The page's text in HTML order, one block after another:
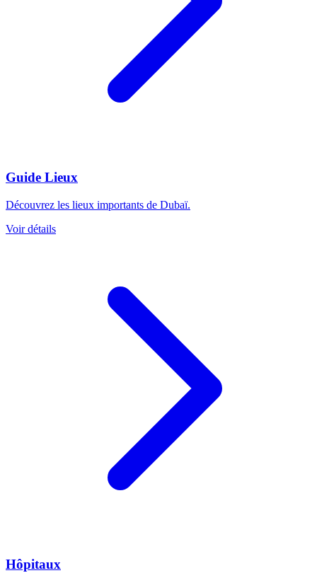
Guide Lieux
Découvrez les lieux importants de Dubaï.
Voir détails
Hôpitaux